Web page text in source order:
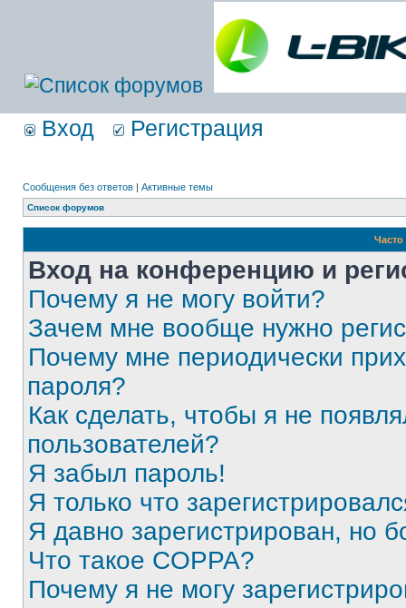
Вход Регистрация
Сообщения без ответов | Активные темы
Список форумов
Вход на конференцию и
Почему я не могу войти?
Зачем мне вообще нужно
Почему мне периодически
пароля?
Как сделать, чтобы я не
пользователей?
Я забыл пароль!
Я только что
Я давно зарегистрирован, но
Что такое COPPA?
Почему я не могу